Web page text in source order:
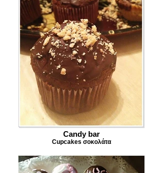
Candy bar
Cupcakes σοκολάτα